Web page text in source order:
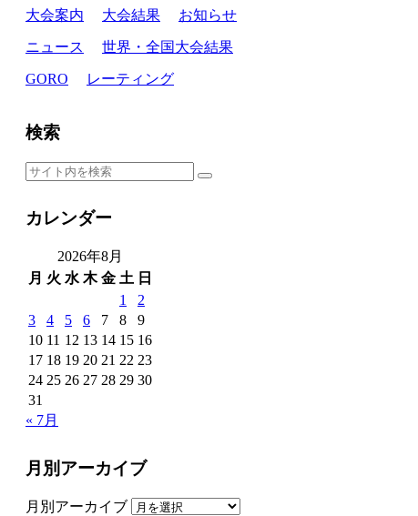
大会案内 大会結果 お知らせ
ニュース 世界・全国大会結果
GORO レーティング
検索
カレンダー
2026年8月
月 火 水 木 金 土 日
1
2
3
4 5 6 7 8
9
10 11 12 13 14 15 16
17 18 19 20 21 22 23
24 25 26 27 28 29 30
31
« 7月
月別アーカイブ
月別アーカイブ